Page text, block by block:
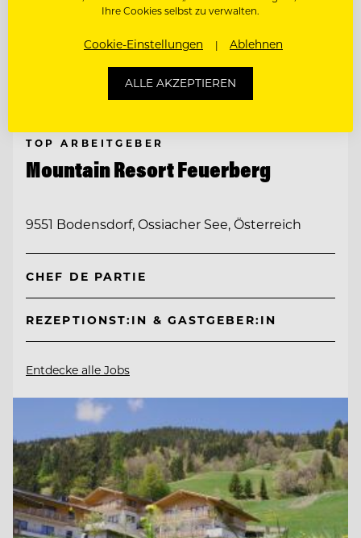
TOP ARBEITGEBER
Mountain Resort Feuerberg
9551 Bodensdorf, Ossiacher See, Österreich
CHEF DE PARTIE
REZEPTIONST:IN & GASTGEBER:IN
Entdecke alle Jobs
Ihre Cookies selbst zu verwalten.
Cookie-Einstellungen Ablehnen
ALLE AKZEPTIEREN